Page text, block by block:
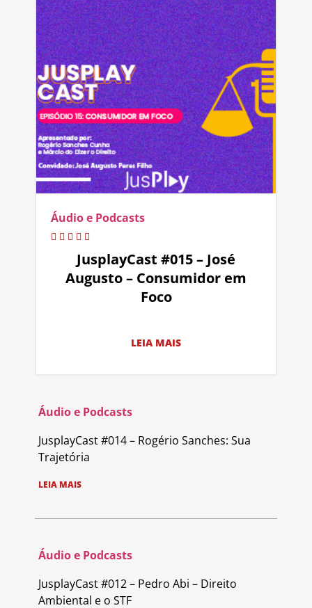
Áudio e Podcasts
JusplayCast #015 – José
Augusto – Consumidor em
Foco
LEIA MAIS
Áudio e Podcasts
JusplayCast #014 – Rogério Sanches: Sua
Trajetória
LEIA MAIS
Áudio e Podcasts
JusplayCast #012 – Pedro Abi – Direito
Ambiental e o STF